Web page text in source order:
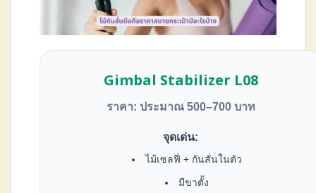
Gimbal Stabilizer L08
ราคา: ประมาณ 500–700 บาท
จุดเด่น:
ไม้เซลฟี่ + กันสั่นในตัว
มีขาตั้ง